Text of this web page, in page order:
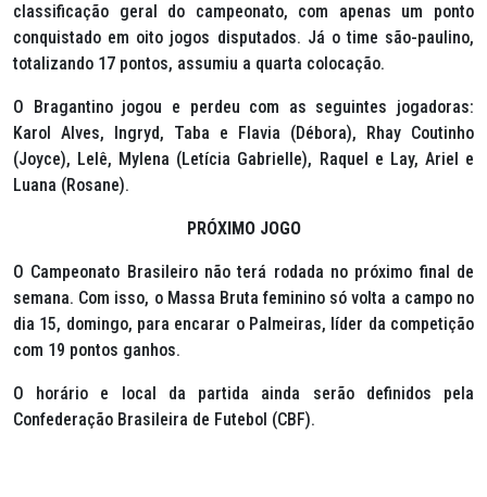
classificação geral do campeonato, com apenas um ponto
conquistado em oito jogos disputados. Já o time são-paulino,
totalizando 17 pontos, assumiu a quarta colocação.
O Bragantino jogou e perdeu com as seguintes jogadoras:
Karol Alves, Ingryd, Taba e Flavia (Débora), Rhay Coutinho
(Joyce), Lelê, Mylena (Letícia Gabrielle), Raquel e Lay, Ariel e
Luana (Rosane).
PRÓXIMO JOGO
O Campeonato Brasileiro não terá rodada no próximo final de
semana. Com isso, o Massa Bruta feminino só volta a campo no
dia 15, domingo, para encarar o Palmeiras, líder da competição
com 19 pontos ganhos.
O horário e local da partida ainda serão definidos pela
Confederação Brasileira de Futebol (CBF).